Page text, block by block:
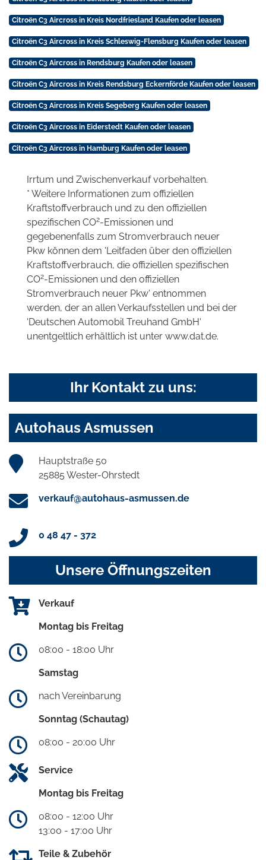
Citroën C3 Aircross in Kreis Nordfriesland Kaufen oder leasen
Citroën C3 Aircross in Kreis Schleswig-Flensburg Kaufen oder leasen
Citroën C3 Aircross in Rendsburg Kaufen oder leasen
Citroën C3 Aircross in Kreis Rendsburg Eckernförde Kaufen oder leasen
Citroën C3 Aircross in Kreis Segeberg Kaufen oder leasen
Citroën C3 Aircross in Eiderstedt Kaufen oder leasen
Citroën C3 Aircross in Hamburg Kaufen oder leasen
Irrtum und Zwischenverkauf vorbehalten.
* Weitere Informationen zum offiziellen
Kraftstoffverbrauch und zu den offiziellen
spezifischen CO2-Emissionen und
gegebenenfalls zum Stromverbrauch neuer
Pkw können dem 'Leitfaden über den offiziellen
Kraftstoffverbrauch, die offiziellen spezifischen
CO2-Emissionen und den offiziellen
Stromverbrauch neuer Pkw' entnommen
werden, der an allen Verkaufsstellen und bei der
'Deutschen Automobil Treuhand GmbH'
unentgeltlich erhältlich ist unter www.dat.de.
Ihr Kontakt zu uns:
Autohaus Asmussen
Hauptstraße 50
25885 Wester-Ohrstedt
verkauf@autohaus-asmussen.de
0 48 47 - 372
Unsere Öffnungszeiten
Verkauf
Montag bis Freitag
08:00 - 18:00 Uhr
Samstag
nach Vereinbarung
Sonntag (Schautag)
08:00 - 20:00 Uhr
Service
Montag bis Freitag
08:00 - 12:00 Uhr
13:00 - 17:00 Uhr
Teile & Zubehör